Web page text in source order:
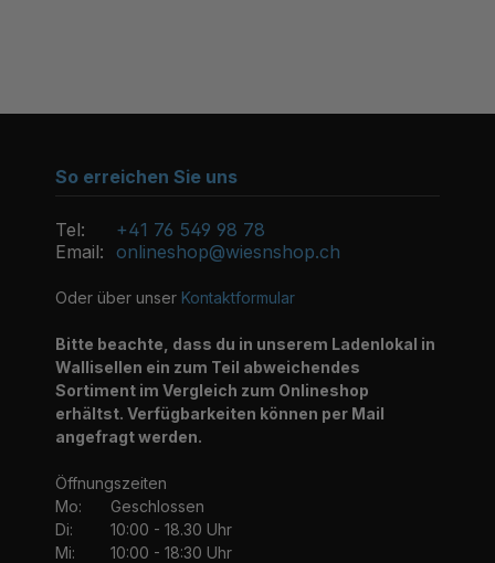
So erreichen Sie uns
Tel:
+41 76 549 98 78
Email: onlineshop@wiesnshop.ch
Oder über unser Kontaktformular
Bitte beachte, dass du in unserem Ladenlokal in
Wallisellen ein zum Teil abweichendes
Sortiment im Vergleich zum Onlineshop
erhältst. Verfügbarkeiten können per Mail
angefragt werden.
Öffnungszeiten
Mo:
Geschlossen
Di:
10:00 - 18.30 Uhr
Mi:
10:00 - 18:30 Uhr